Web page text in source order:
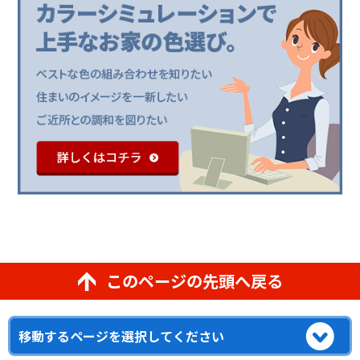
このページの先頭へ戻る